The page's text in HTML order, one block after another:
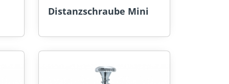
Distanzschraube Mini